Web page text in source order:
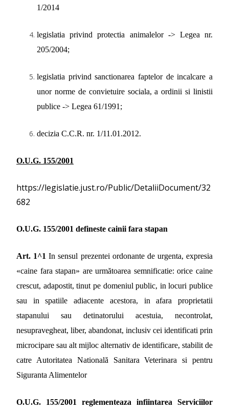
1/2014
legislatia privind protectia animalelor -> Legea nr.
205/2004;
legislatia privind sanctionarea faptelor de incalcare a
unor norme de convietuire sociala, a ordinii si linistii
publice -> Legea 61/1991;
decizia C.C.R. nr. 1/11.01.2012.
O.U.G. 155/2001
https://legislatie.just.ro/Public/DetaliiDocument/32
682
O.U.G. 155/2001 defineste cainii fara stapan
Art. 1^1In sensul prezentei ordonante de urgenta, expresia
«caine fara stapan» are următoarea semnificatie: orice caine
crescut, adapostit, tinut pe domeniul public, in locuri publice
sau in spatiile adiacente acestora, in afara proprietatii
stapanului sau detinatorului acestuia, necontrolat,
nesupravegheat, liber, abandonat, inclusiv cei identificati prin
microcipare sau alt mijloc alternativ de identificare, stabilit de
catre Autoritatea Natională Sanitara Veterinara si pentru
Siguranta Alimentelor
O.U.G. 155/2001 reglementeaza infiintarea Serviciilor